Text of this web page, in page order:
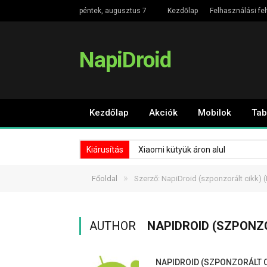
péntek, augusztus 7 Kezdőlap Felhasználási
NapiDroid
Kezdőlap Akciók Mobilok
Kiárusítás Xiaomi kütyük áron alul
Főoldal » Szerző: NapiDroid (szponzorált cikk)
AUTHOR NAPIDROID
NAPIDROID (SZPONZORÁLT